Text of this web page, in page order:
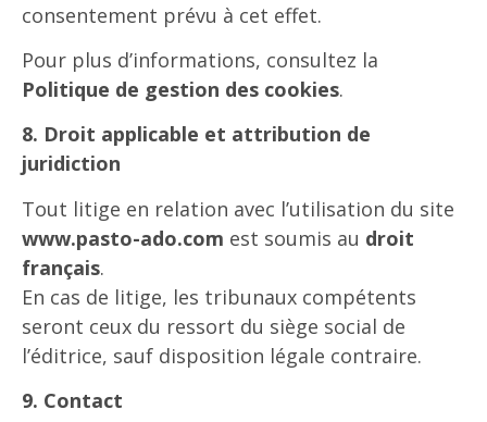
consentement prévu à cet effet.
Pour plus d’informations, consultez la
Politique de gestion des cookies.
8. Droit applicable et attribution de
juridiction
Tout litige en relation avec l’utilisation du site
www.pasto-ado.com est soumis au droit
français.
En cas de litige, les tribunaux compétents
seront ceux du ressort du siège social de
l’éditrice, sauf disposition légale contraire.
9. Contact